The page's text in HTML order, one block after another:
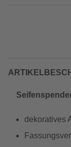
dekoratives